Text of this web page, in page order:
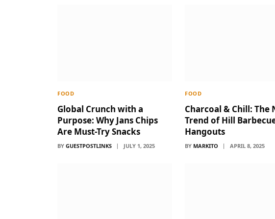
FOOD
Global Crunch with a
Purpose: Why Jans Chips
Are Must-Try Snacks
BY GUESTPOSTLINKS JULY 1, 2025
FOOD
Charcoal & Chill: The
Trend of Hill
Hangouts
BY MARKITO APRIL 8, 2025